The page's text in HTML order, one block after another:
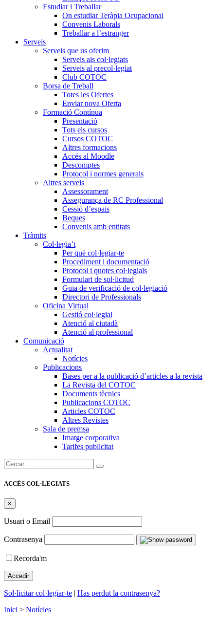
Estudiar i Treballar
On estudiar Teràpia Ocupacional
Convenis Laborals
Treballar a l’estranger
Serveis
Serveis que us oferim
Serveis als col·legiats
Serveis al precol·legiat
Club COTOC
Borsa de Treball
Totes les Ofertes
Enviar nova Oferta
Formació Contínua
Presentació
Tots els cursos
Cursos COTOC
Altres formacions
Accés al Moodle
Descomptes
Protocol i normes generals
Altres serveis
Assessorament
Assegurança de RC Professional
Cessió d’espais
Beques
Convenis amb entitats
Tràmits
Col·legia’t
Per què col·legiar-te
Procediment i documentació
Protocol i quotes col·legials
Formulari de sol·licitud
Guia de verificació de col·legiació
Directori de Professionals
Oficina Virtual
Gestió col·legial
Atenció al ciutadà
Atenció al professional
Comunicació
Actualitat
Notícies
Publicacions
Bases per a la publicació d’articles a la revista
La Revista del COTOC
Documents tècnics
Publicacions COTOC
Articles COTOC
Altres Revistes
Sala de premsa
Imatge corporativa
Tarifes publicitat
Cercar:
ACCÉS COL·LEGIATS
×
Usuari o Email
Contrasenya
Recorda'm
Sol·licitar col·legiar-te | Has perdut la contrasenya?
Inici > Notícies